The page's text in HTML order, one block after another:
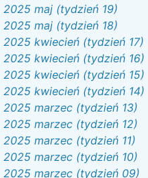
2025 maj (tydzień 19)
2025 maj (tydzień 18)
2025 kwiecień (tydzień 17)
2025 kwiecień (tydzień 16)
2025 kwiecień (tydzień 15)
2025 kwiecień (tydzień 14)
2025 marzec (tydzień 13)
2025 marzec (tydzień 12)
2025 marzec (tydzień 11)
2025 marzec (tydzień 10)
2025 marzec (tydzień 09)